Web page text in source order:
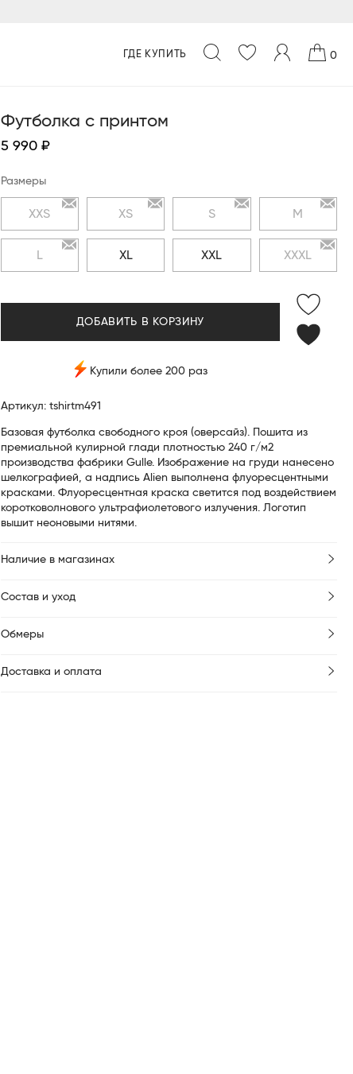
ГДЕ КУПИТЬ 0
Футболка с принтом
5 990 ₽
Размеры
XXS XS S M
L XL XXL XXXL
ДОБАВИТЬ В КОРЗИНУ
Купили более 200 раз
Артикул: tshirtm491
Базовая футболка свободного кроя (оверсайз). Пошита из
премиальной кулирной глади плотностью 240 г/м2
производства фабрики Gulle. Изображение на груди нанесено
шелкографией, а надпись Alien выполнена флуоресцентными
красками. Флуоресцентная краска светится под воздействием
коротковолнового ультрафиолетового излучения. Логотип
вышит неоновыми нитями.
Наличие в магазинах
Состав и уход
Обмеры
Доставка и оплата